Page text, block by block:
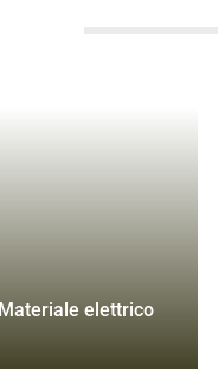
Materiale elettrico